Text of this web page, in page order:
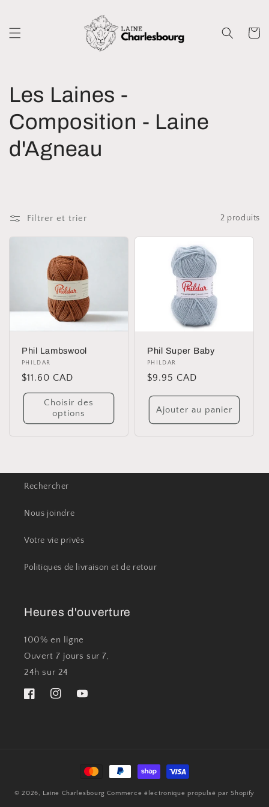
contenu
Panier
C
o
l
c
o
Les Laines -
Composition - Laine
d'Agneau
Filtrer et trier 2 produits
Phil Lambswool
Distributeur :
PHILDAR
Prix
habituel
$11.60 CAD
Choisir des
options
Phil Super Baby
Distributeur :
PHILDAR
Prix
$9.95 CAD
Ajouter au panier
Rechercher
Nous joindre
Votre vie privés
Politiques de livraison et de retour
Heures d'ouverture
100% en ligne
Ouvert 7 jours sur 7,
24h sur 24
FacebookInstagramYouTube
Moyens
paiement
© 2026, Laine Charlesbourg Commerce électronique propulsé par Shopify